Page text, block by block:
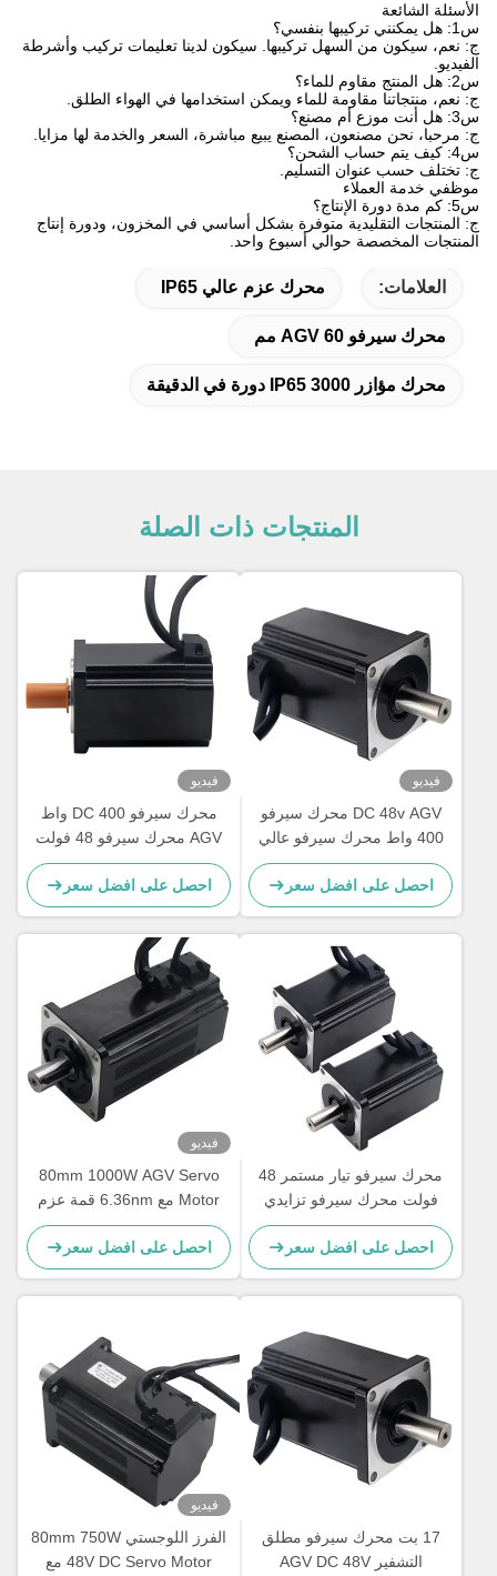
الأسئلة الشائعة
س1: هل يمكنني تركيبها بنفسي؟
ج: نعم، سيكون من السهل تركيبها. سيكون لدينا تعليمات تركيب وأشرطة
الفيديو.
س2: هل المنتج مقاوم للماء؟
ج: نعم، منتجاتنا مقاومة للماء ويمكن استخدامها في الهواء الطلق.
س3: هل أنت موزع أم مصنع؟
ج: مرحبا، نحن مصنعون، المصنع يبيع مباشرة، السعر والخدمة لها مزايا.
س4: كيف يتم حساب الشحن؟
ج: تختلف حسب عنوان التسليم.
موظفي خدمة العملاء
س5: كم مدة دورة الإنتاج؟
ج: المنتجات التقليدية متوفرة بشكل أساسي في المخزون، ودورة إنتاج
المنتجات المخصصة حوالي أسبوع واحد.
العلامات: محرك عزم عالي IP65
محرك سيرفو AGV 60 مم
محرك مؤازر IP65 3000 دورة في الدقيقة
المنتجات ذات الصلة
فيديو
DC 48v AGV محرك سيرفو
400 واط محرك سيرفو عالي
الطاقة 3000 دورة في الدقيقة
احصل على افضل سعر
فيديو
محرك سيرفو DC 400 واط
AGV محرك سيرفو 48 فولت
ملاحظات إضافية 11A 400 واط
محرك سيرفو
احصل على افضل سعر
محرك سيرفو تيار مستمر 48
فولت محرك سيرفو تزايدي
بتشفير تيار مستمر لروبوت
انتقاء الهاتف المحمول
احصل على افضل سعر
فيديو
80mm 1000W AGV Servo
Motor مع 6.36nm قمة عزم
الدوران للأدوات الطبية وتصنيف
الخدمات اللوجستية
احصل على افضل سعر
17 بت محرك سيرفو مطلق
التشفير AGV DC 48V
فيديو
الفرز اللوجستي 80mm 750W
48V DC Servo Motor مع